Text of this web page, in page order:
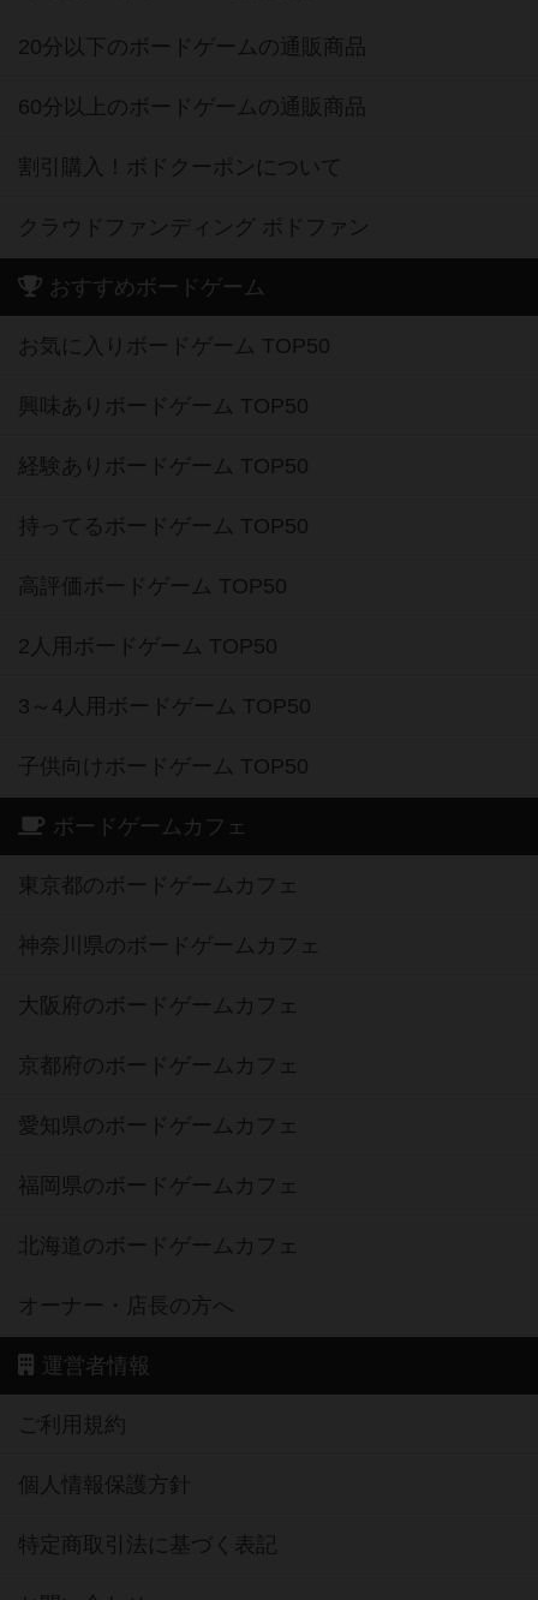
20分以下のボードゲームの通販商品
60分以上のボードゲームの通販商品
割引購入！ボドクーポンについて
クラウドファンディング ボドファン
おすすめボードゲーム
お気に入りボードゲーム TOP50
興味ありボードゲーム TOP50
経験ありボードゲーム TOP50
持ってるボードゲーム TOP50
高評価ボードゲーム TOP50
2人用ボードゲーム TOP50
3～4人用ボードゲーム TOP50
子供向けボードゲーム TOP50
ボードゲームカフェ
東京都のボードゲームカフェ
神奈川県のボードゲームカフェ
大阪府のボードゲームカフェ
京都府のボードゲームカフェ
愛知県のボードゲームカフェ
福岡県のボードゲームカフェ
北海道のボードゲームカフェ
オーナー・店長の方へ
運営者情報
ご利用規約
個人情報保護方針
特定商取引法に基づく表記